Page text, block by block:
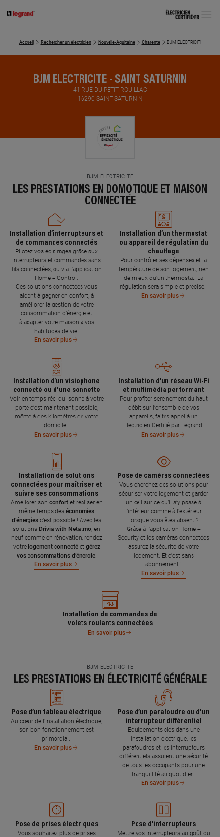
MENU
Accueil Rechercher un électricien Nouvelle-Aquitaine Charente BJM ELECTRICITE
BJM ELECTRICITE - SAINT SATURNIN
41 RUE DU PETIT ROUILLAC
16290 SAINT SATURNIN
BJM ELECTRICITE
LES PRESTATIONS EN DOMOTIQUE ET MAISON
CONNECTÉE
Installation d’interrupteurs et
de commandes connectés
Pilotez vos éclairages grâce aux
interrupteurs et commandes sans
fils connectées, ou via l'application
Home + Control.
Ces solutions connectées vous
aident à gagner en confort, à
améliorer la gestion de votre
consommation d’énergie et
à adapter votre maison à vos
habitudes de vie.
En savoir plus
Installation d’un thermostat
ou appareil de régulation du
chauffage
Pour contrôler ses dépenses et la
température de son logement, rien
de mieux qu’un thermostat. La
régulation sera simple et précise.
En savoir plus
Installation d’un visiophone
connecté ou d'une sonnette
Voir en temps réel qui sonne à votre
porte c’est maintenant possible,
même à des kilomètres de votre
domicile.
En savoir plus
Installation d’un réseau Wi-Fi
et multimédia performant
Pour profiter sereinement du haut
débit sur l’ensemble de vos
appareils, faites appel à un
Electricien Certifié par Legrand.
En savoir plus
Installation de solutions
connectées pour maîtriser et
suivre ses consommations
Améliorer son confort et réaliser en
même temps des économies
d’énergies c’est possible ! Avec les
solutions Drivia with Netatmo , en
neuf comme en rénovation, rendez
votre logement connecté et gérez
vos consommations d’énergie.
En savoir plus
Pose de caméras connectées
Vous cherchez des solutions pour
sécuriser votre logement et garder
un œil sur ce qu’il s’y passe à
l’intérieur comme à l’extérieur
lorsque vous êtes absent ?
Grâce à l'application Home +
Security et les caméras connectées
assurez la sécurité de votre
logement. Et c'est sans
abonnement !
En savoir plus
Installation de commandes de
volets roulants connectées
En savoir plus
BJM ELECTRICITE
LES PRESTATIONS EN ÉLECTRICITÉ GÉNÉRALE
Pose d’un tableau électrique
Au cœur de l’installation électrique,
son bon fonctionnement est
primordial.
En savoir plus
Pose d’un parafoudre ou d'un
interrupteur différentiel
Equipements clés dans une
installation électrique, les
parafoudres et les interrupteurs
différentiels assurent une sécurité
de tous les occupants pour une
tranquillité au quotidien.
En savoir plus
Pose de prises électriques
Vous souhaitez plus de prises
Pose d’interrupteurs
Mettre vos interrupteurs au goût du